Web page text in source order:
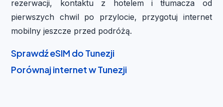
rezerwacji, kontaktu z hotelem i tłumacza od
pierwszych chwil po przylocie, przygotuj internet
mobilny jeszcze przed podróżą.
Sprawdź eSIM do Tunezji
Porównaj internet w Tunezji